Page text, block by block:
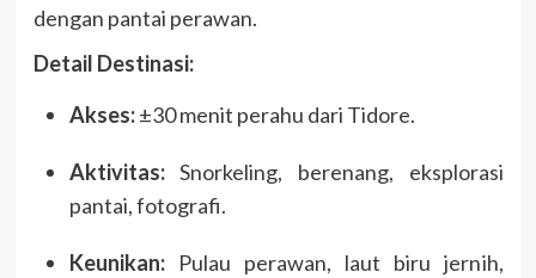
dengan pantai perawan.
Detail Destinasi:
Akses:±30 menit perahu dari Tidore.
Aktivitas:Snorkeling, berenang, eksplorasi
pantai, fotografi.
Keunikan:Pulau perawan, laut biru jernih,